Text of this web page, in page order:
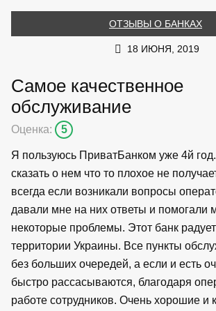
ОТЗЫВЫ О БАНКАХ
18 ИЮНЯ, 2019
Самое качественное
обслуживание
Оценка: 5
Я пользуюсь ПриватБанком уже 4й
сказать о нем что то плохое не
всегда если возникали вопросы
давали мне на них ответы и помогали
некоторые проблемы. Этот банк
территории Украины. Все пункты
без больших очередей, а если и есть
быстро рассасываются, благодаря
работе сотрудников. Очень хорошие и